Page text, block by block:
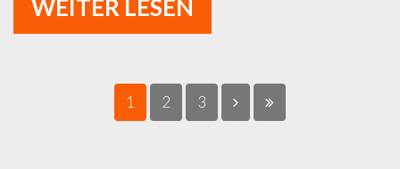
WEITER LESEN
1 2 3